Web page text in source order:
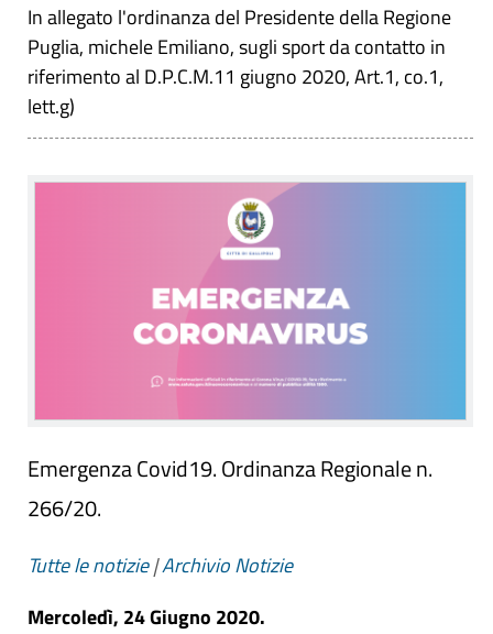
In allegato l'ordinanza del Presidente della Regione
Puglia, michele Emiliano, sugli sport da contatto in
riferimento al D.P.C.M.11 giugno 2020, Art.1, co.1,
lett.g)
Emergenza Covid19. Ordinanza Regionale n.
266/20.
Tutte le notizie|Archivio Notizie
Mercoledì, 24 Giugno 2020.